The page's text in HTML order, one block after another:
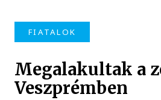
FIATALOK
Megalakultak a
Veszprémben